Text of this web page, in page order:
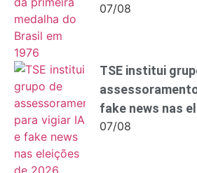
07/08
TSE institui
fake news nas
07/08